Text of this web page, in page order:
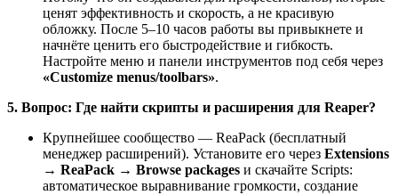
ценят эффективность и скорость, а не красивую
обложку. После 5–10 часов работы вы привыкнете и
начнёте ценить его быстродействие и гибкость.
Настройте меню и панели инструментов под себя через
«Customize menus/toolbars».
5. Вопрос: Где найти скрипты и расширения для Reaper?
Крупнейшее сообщество — ReaPack (бесплатный
менеджер расширений). Установите его через Extensions
→ ReaPack → Browse packages и скачайте Scripts:
автоматическое выравнивание громкости, создание